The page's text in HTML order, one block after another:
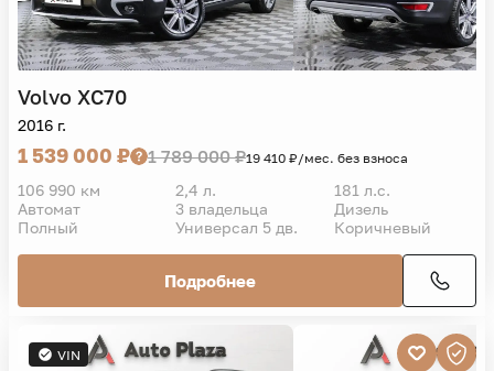
Volvo XC70
2016 г.
1 539 000 ₽ 1 789 000 ₽19 410 ₽/мес. без взноса
106 990 км 2,4 л.
181 л.с.
Автомат
3 владельца
Дизель
Полный
Универсал 5 дв. Коричневый
Подробнее
VIN